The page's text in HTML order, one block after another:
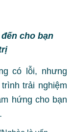
cho bạn
có lỗi, nhưng
trải nghiệm
hứng cho bạn